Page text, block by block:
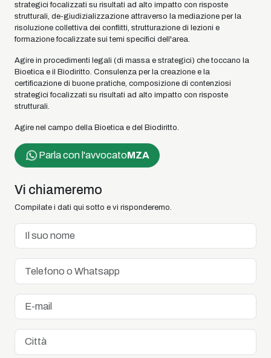
strategici focalizzati su risultati ad alto impatto con risposte
strutturali, de-giudizializzazione attraverso la mediazione per la
risoluzione collettiva dei conflitti, strutturazione di lezioni e
formazione focalizzate sui temi specifici dell'area.
Agire in procedimenti legali (di massa e strategici) che toccano la
Bioetica e il Biodiritto. Consulenza per la creazione e la
certificazione di buone pratiche, composizione di contenziosi
strategici focalizzati su risultati ad alto impatto con risposte
strutturali.
Agire nel campo della Bioetica e del Biodiritto.
Parla con l'avvocatoMZA
Vi chiameremo
Compilate i dati qui sotto e vi risponderemo.